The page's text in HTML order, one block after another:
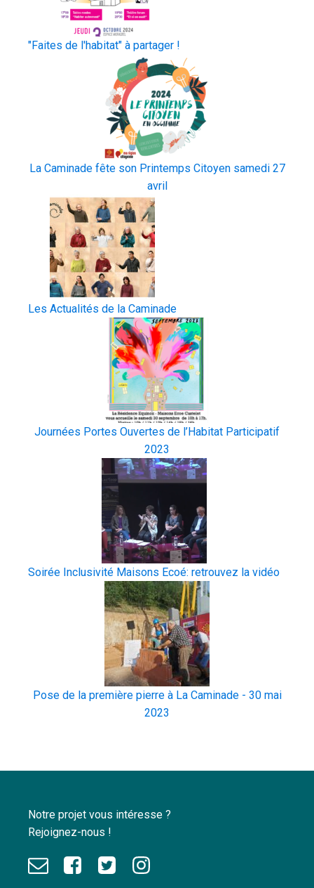
"Faites de l'habitat" à partager !
La Caminade fête son Printemps Citoyen samedi 27
avril
Les Actualités de la Caminade
Journées Portes Ouvertes de l’Habitat Participatif
2023
Soirée Inclusivité Maisons Ecoé: retrouvez la vidéo
Pose de la première pierre à La Caminade - 30 mai
2023
Notre projet vous intéresse ?
Rejoignez-nous !